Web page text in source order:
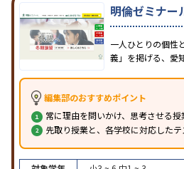
明倫ゼミナー
一人ひとりの個性
義」を掲げる、愛
編集部のおすすめポイント
常に理由を問いかけ、思考させる授
先取り授業と、各学校に対応した